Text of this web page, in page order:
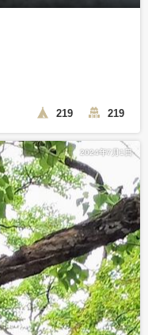
219 219
2024年7月1日